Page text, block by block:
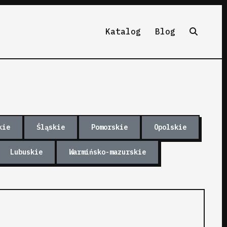
Katalog Blog
Śląskie Pomorskie Opolskie
Lubuskie Warmińsko-mazurskie